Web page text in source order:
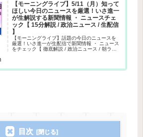
【モーニングライブ】5/11（月）知って
ほしい今日のニュースを厳選！いさ進一
が生解説する新聞情報 ・ ニュースチェ
ック【 15分解説 / 政治ニュース / 生配信
】
【モーニングライブ】話題の今日のニュースを
厳選！いさ進一が生配信で新聞情報 ・ ニュース
をチェック【 徹底解説 / 政治ニュース / 朝ライ
目次